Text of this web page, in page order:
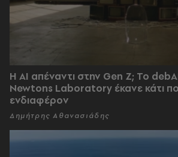
Η AI απέναντι στην Gen Z; Το
Newtons Laboratory έκανε κάτι
ενδιαφέρον
Δημήτρης Αθανασιάδης